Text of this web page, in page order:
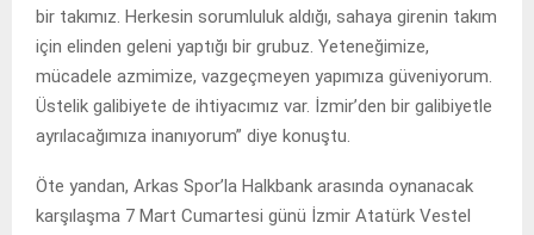
bir takımız. Herkesin sorumluluk aldığı, sahaya girenin takım
için elinden geleni yaptığı bir grubuz. Yeteneğimize,
mücadele azmimize, vazgeçmeyen yapımıza güveniyorum.
Üstelik galibiyete de ihtiyacımız var. İzmir’den bir galibiyetle
ayrılacağımıza inanıyorum” diye konuştu.
Öte yandan, Arkas Spor’la Halkbank arasında oynanacak
karşılaşma 7 Mart Cumartesi günü İzmir Atatürk Vestel